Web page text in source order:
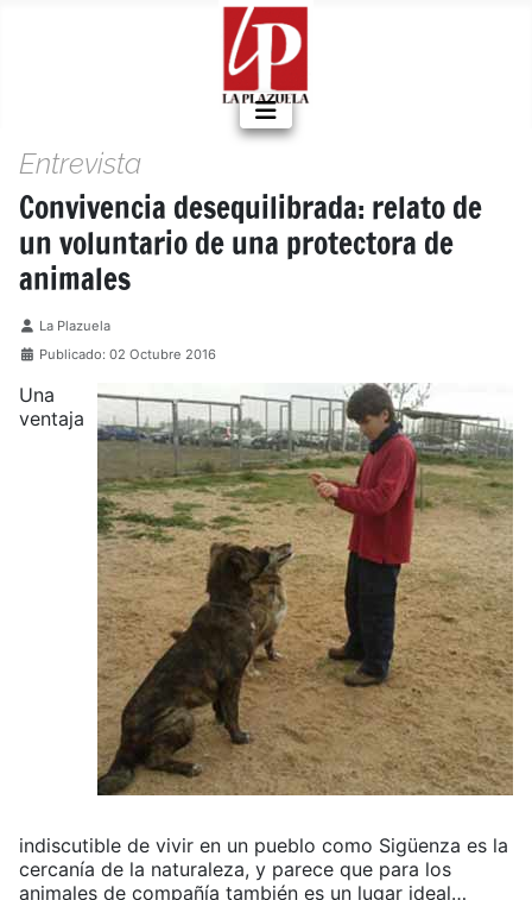
Entrevista
Convivencia desequilibrada: relato de
un voluntario de una protectora de
animales
Detalles
La Plazuela
Publicado: 02 Octubre 2016
Una
ventaja
indiscutible de vivir en un pueblo como Sigüenza es la
cercanía de la naturaleza, y parece que para los
animales de compañía también es un lugar ideal…